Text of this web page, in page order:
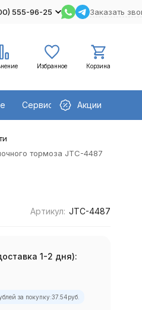
555-96-25 Заказать
Избранное Корзина
Сервисное оборудование
Акции
тормоза JTC-4487
Артикул: JTC-4487
1-2 дня):
за покупку:37.54руб.